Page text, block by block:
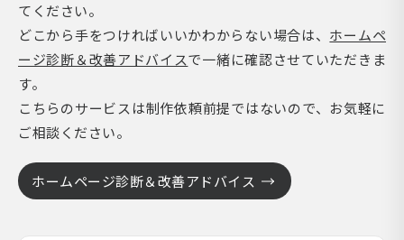
てください。
どこから手をつければいいかわからない場合は、 ホームペ
ージ診断＆改善アドバイスで一緒に確認させていただきま
す。
こちらのサービスは制作依頼前提ではないので、お気軽に
ご相談ください。
ホームページ診断＆改善アドバイス